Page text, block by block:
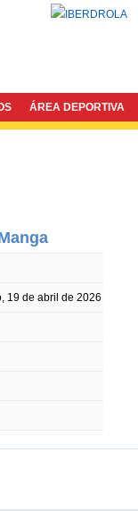
ÁREA DEPORTIVA
19 de abril de 2026